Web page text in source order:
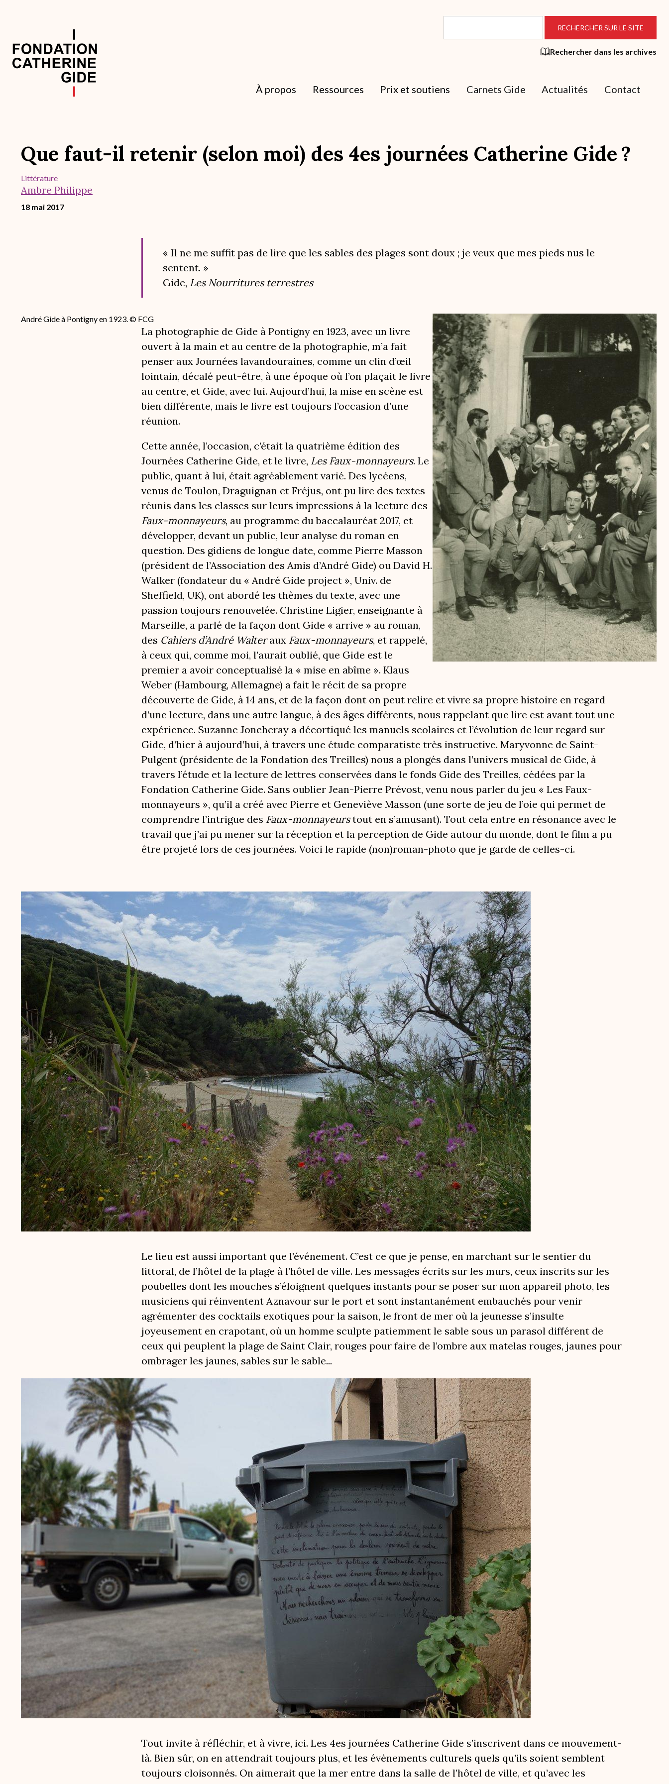
contenu
principal
Rechercher dans les archives
À propos Ressources Prix et soutiens Carnets Gide Actualités Contact
Que faut-il retenir (selon moi) des 4es journées Catherine Gide ?
Littérature
Ambre Philippe
18 mai 2017
« Il ne me suffit pas de lire que les sables des plages sont doux ; je veux que mes pieds nus le
sentent. »
Gide, Les Nourritures terrestres
Image
André Gide à Pontigny en 1923. © FCG
La photographie de Gide à Pontigny en 1923, avec un livre
ouvert à la main et au centre de la photographie, m’a fait
penser aux Journées lavandouraines, comme un clin d’œil
lointain, décalé peut-être, à une époque où l’on plaçait le livre
au centre, et Gide, avec lui. Aujourd’hui, la mise en scène est
bien différente, mais le livre est toujours l’occasion d’une
réunion.
Cette année, l’occasion, c’était la quatrième édition des
Journées Catherine Gide, et le livre, Les Faux-monnayeurs. Le
public, quant à lui, était agréablement varié. Des lycéens,
venus de Toulon, Draguignan et Fréjus, ont pu lire des textes
réunis dans les classes sur leurs impressions à la lecture des
Faux-monnayeurs, au programme du baccalauréat 2017, et
développer, devant un public, leur analyse du roman en
question. Des gidiens de longue date, comme Pierre Masson
(président de l’Association des Amis d’André Gide) ou David H.
Walker (fondateur du « André Gide project », Univ. de
Sheffield, UK), ont abordé les thèmes du texte, avec une
passion toujours renouvelée. Christine Ligier, enseignante à
Marseille, a parlé de la façon dont Gide « arrive » au roman,
des Cahiers d’André Walteraux Faux-monnayeurs, et rappelé,
à ceux qui, comme moi, l’aurait oublié, que Gide est le
premier a avoir conceptualisé la « mise en abîme ». Klaus
Weber (Hambourg, Allemagne) a fait le récit de sa propre
découverte de Gide, à 14 ans, et de la façon dont on peut relire et vivre sa propre histoire en regard
d’une lecture, dans une autre langue, à des âges différents, nous rappelant que lire est avant tout une
expérience. Suzanne Joncheray a décortiqué les manuels scolaires et l’évolution de leur regard sur
Gide, d’hier à aujourd’hui, à travers une étude comparatiste très instructive. Maryvonne de Saint-
Pulgent (présidente de la Fondation des Treilles) nous a plongés dans l’univers musical de Gide, à
travers l’étude et la lecture de lettres conservées dans le fonds Gide des Treilles, cédées par la
Fondation Catherine Gide. Sans oublier Jean-Pierre Prévost, venu nous parler du jeu « Les Faux-
monnayeurs », qu’il a créé avec Pierre et Geneviève Masson (une sorte de jeu de l’oie qui permet de
comprendre l’intrigue des Faux-monnayeurstout en s’amusant). Tout cela entre en résonance avec le
travail que j’ai pu mener sur la réception et la perception de Gide autour du monde, dont le film a pu
être projeté lors de ces journées. Voici le rapide (non)roman-photo que je garde de celles-ci.
Image
Le lieu est aussi important que l’événement. C’est ce que je pense, en marchant sur le sentier du
littoral, de l’hôtel de la plage à l’hôtel de ville. Les messages écrits sur les murs, ceux inscrits sur les
poubelles dont les mouches s’éloignent quelques instants pour se poser sur mon appareil photo, les
musiciens qui réinventent Aznavour sur le port et sont instantanément embauchés pour venir
agrémenter des cocktails exotiques pour la saison, le front de mer où la jeunesse s’insulte
joyeusement en crapotant, où un homme sculpte patiemment le sable sous un parasol différent de
ceux qui peuplent la plage de Saint Clair, rouges pour faire de l’ombre aux matelas rouges, jaunes pour
ombrager les jaunes, sables sur le sable...
Tout invite à réfléchir, et à vivre, ici. Les 4es journées Catherine Gide s’inscrivent dans ce mouvement-
là. Bien sûr, on en attendrait toujours plus, et les évènements culturels quels qu’ils soient semblent
toujours cloisonnés. On aimerait que la mer entre dans la salle de l’hôtel de ville, et qu’avec les